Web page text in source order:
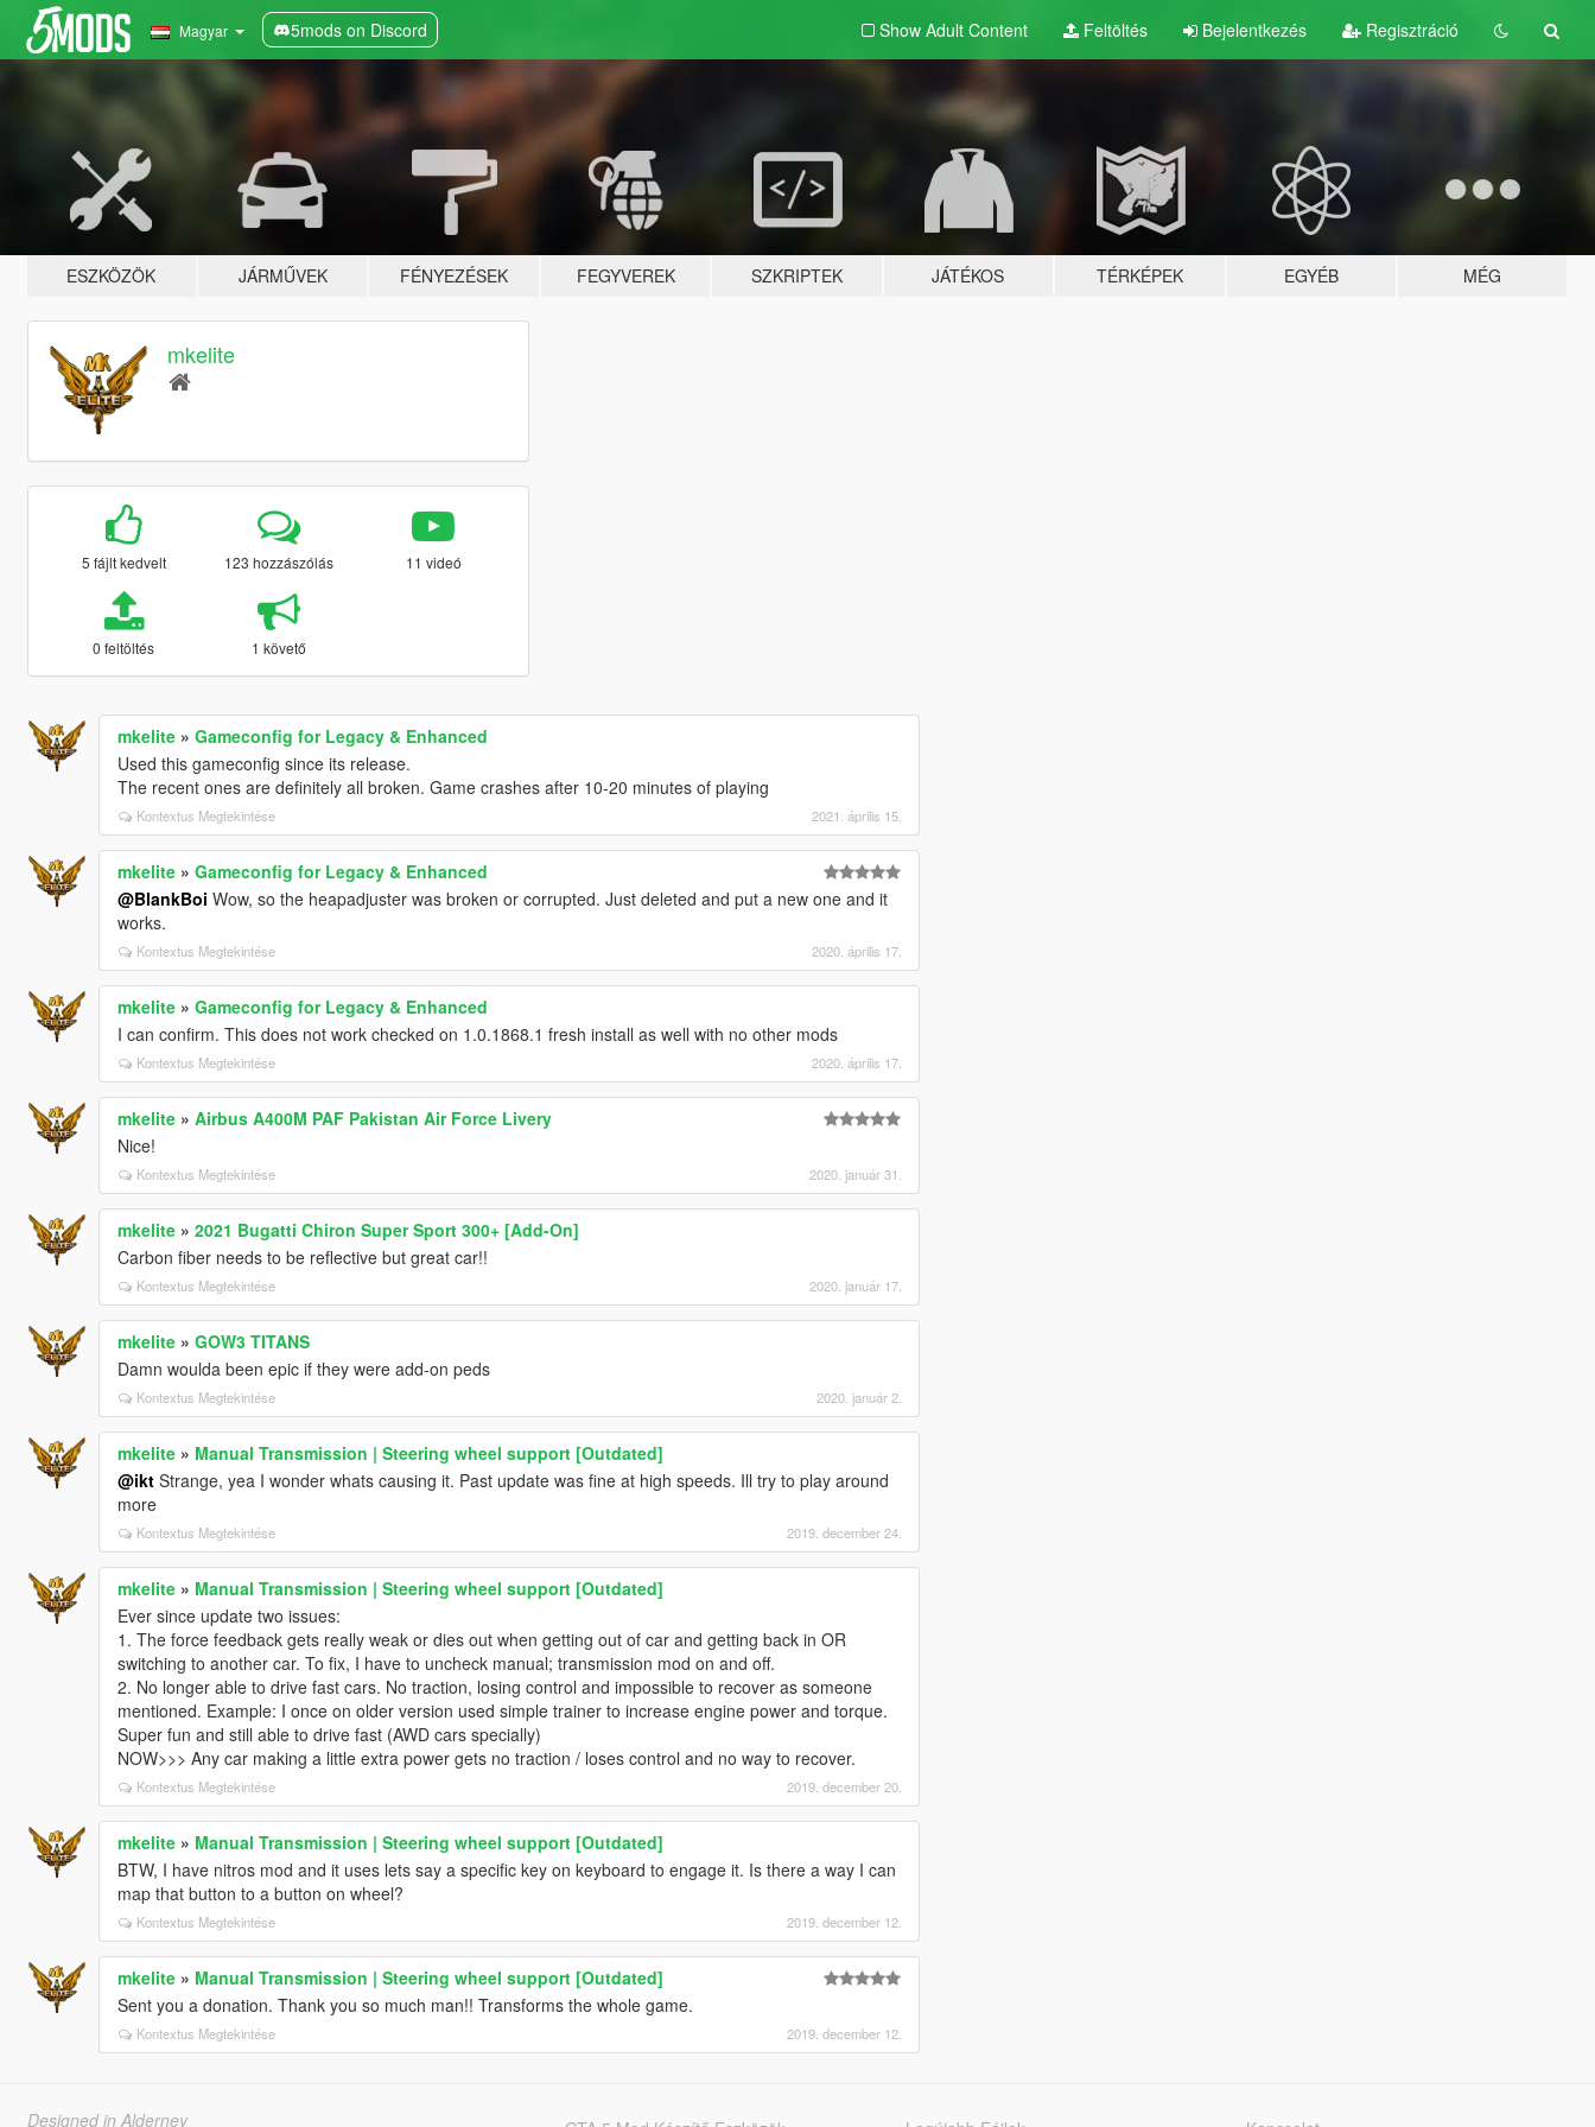
Magyar 5mods on Discord Show Adult Content Feltöltés Bejelentkezés Regisztráció
ESZKÖZÖK JÁRMŰVEK FÉNYEZÉSEK FEGYVEREK SZKRIPTEK JÁTÉKOS TÉRKÉPEK EGYÉB MÉG
mkelite
5 fájlt kedvelt 123 hozzászólás 11 videó
0 feltöltés 1 követő
mkelite» Gameconfig for Legacy & Enhanced
Used this gameconfig since its release.
The recent ones are definitely all broken. Game crashes after 10-20 minutes of playing
Kontextus Megtekintése 2021. április 15.
mkelite» Gameconfig for Legacy & Enhanced
@BlankBoi Wow, so the heapadjuster was broken or corrupted. Just deleted and put a new one and it
works.
Kontextus Megtekintése 2020. április 17.
mkelite» Gameconfig for Legacy & Enhanced
I can confirm. This does not work checked on 1.0.1868.1 fresh install as well with no other mods
Kontextus Megtekintése 2020. április 17.
mkelite» Airbus A400M PAF Pakistan Air Force Livery
Nice!
Kontextus Megtekintése 2020. január 31.
mkelite» 2021 Bugatti Chiron Super Sport 300+ [Add-On]
Carbon fiber needs to be reflective but great car!!
Kontextus Megtekintése 2020. január 17.
mkelite» GOW3 TITANS
Damn woulda been epic if they were add-on peds
Kontextus Megtekintése 2020. január 2.
mkelite» Manual Transmission | Steering wheel support [Outdated]
@iktStrange, yea I wonder whats causing it. Past update was fine at high speeds. Ill try to play around
more
Kontextus Megtekintése 2019. december 24.
mkelite» Manual Transmission | Steering wheel support [Outdated]
Ever since update two issues:
1. The force feedback gets really weak or dies out when getting out of car and getting back in OR
switching to another car. To fix, I have to uncheck manual; transmission mod on and off.
2. No longer able to drive fast cars. No traction, losing control and impossible to recover as someone
mentioned. Example: I once on older version used simple trainer to increase engine power and torque.
Super fun and still able to drive fast (AWD cars specially)
NOW>>> Any car making a little extra power gets no traction / loses control and no way to recover.
Kontextus Megtekintése 2019. december 20.
mkelite» Manual Transmission | Steering wheel support [Outdated]
BTW, I have nitros mod and it uses lets say a specific key on keyboard to engage it. Is there a way I can
map that button to a button on wheel?
Kontextus Megtekintése 2019. december 12.
mkelite» Manual Transmission | Steering wheel support [Outdated]
Sent you a donation. Thank you so much man!! Transforms the whole game.
Kontextus Megtekintése 2019. december 12.
Designed in Alderney